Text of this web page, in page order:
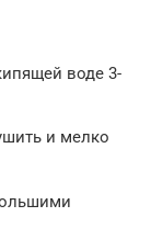
воде 3-
и мелко